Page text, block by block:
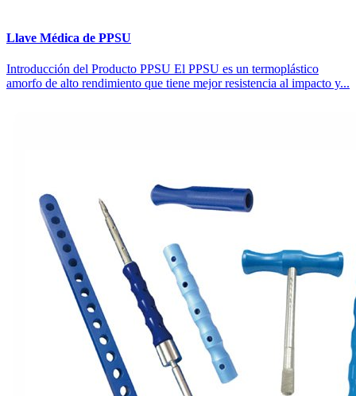
Llave Médica de PPSU
Introducción del Producto PPSU El PPSU es un termoplástico
amorfo de alto rendimiento que tiene mejor resistencia al impacto y...